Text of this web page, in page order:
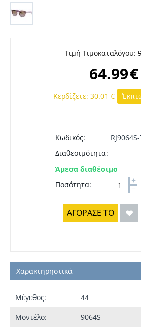
Τιμή Τιμοκαταλόγου:
64.99€
Κερδίζετε: 30.01 €
Κωδικός:
Διαθεσιμότητα:
Άμεσα διαθέσιμο
Ποσότητα:
+
−
ΑΓΟΡΑΣΕ ΤΟ
Χαρακτηρηστικά
Μέγεθος: 44
Μοντέλο: 9064S